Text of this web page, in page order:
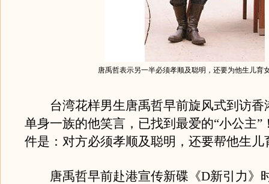
唐禹哲表示另一半必须孝顺及聪明，还要为他生儿育
台湾花样男生唐禹哲早前旋风式到访香
单身一族的他笑言，已找到最爱的“小公主”
件是：对方必须孝顺及聪明，还要帮他生儿
唐禹哲早前赴港宣传新碟《D新引力》